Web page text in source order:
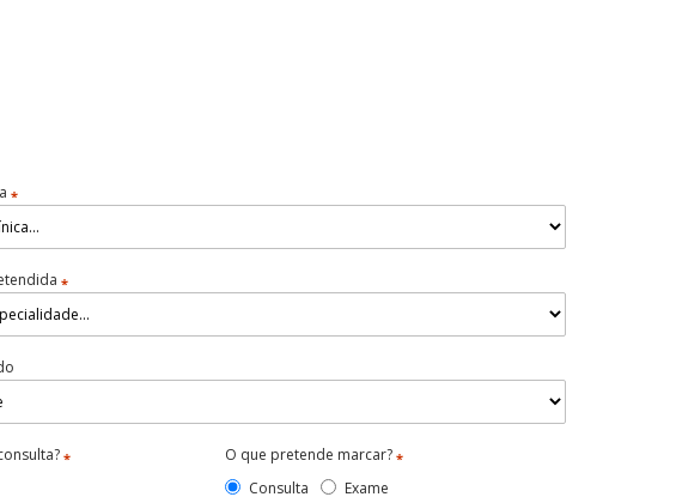
*
*
* O que pretende marcar? *
Consulta Exame